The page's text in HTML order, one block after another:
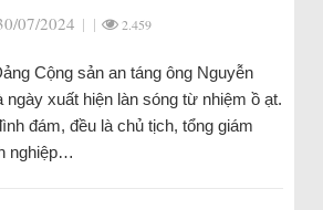
07/2024 | | 2.459
Cộng sản an táng ông Nguyễn
ngày xuất hiện làn sóng từ nhiệm ồ ạt.
đám, đều là chủ tịch, tổng giám
nghiệp…